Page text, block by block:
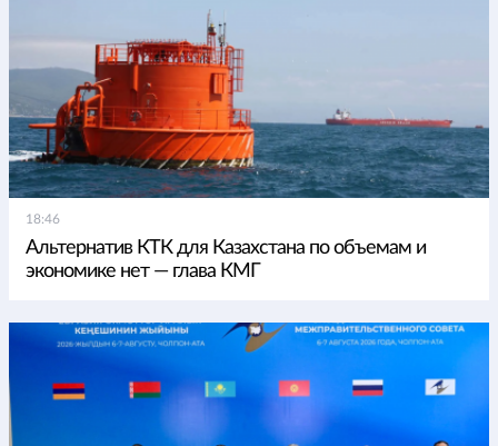
18:46
Альтернатив КТК для Казахстана по объемам и
экономике нет — глава КМГ